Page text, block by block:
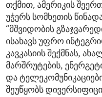
თქმით, ამერიკის
უჭერს სომხეთის
“მშვიდობის
ისახავს უფრო
კავკასიის შექმნას,
მარშრუტების,
და
შეუწყობს